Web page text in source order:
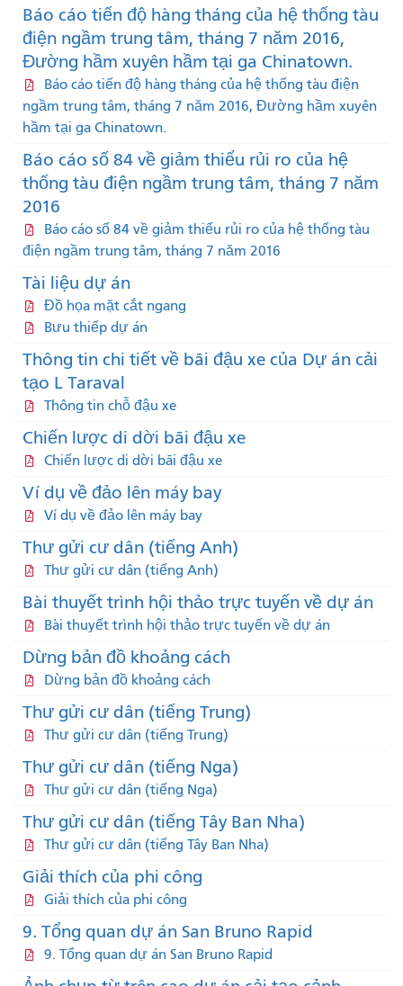
Báo cáo tiến độ hàng tháng của hệ thống tàu
điện ngầm trung tâm, tháng 7 năm 2016,
Đường hầm xuyên hầm tại ga Chinatown.
Báo cáo tiến độ hàng tháng của hệ thống tàu điện
ngầm trung tâm, tháng 7 năm 2016, Đường hầm xuyên
hầm tại ga Chinatown.
Báo cáo số 84 về giảm thiểu rủi ro của hệ
thống tàu điện ngầm trung tâm, tháng 7 năm
2016
Báo cáo số 84 về giảm thiểu rủi ro của hệ thống tàu
điện ngầm trung tâm, tháng 7 năm 2016
Tài liệu dự án
Đồ họa mặt cắt ngang
Bưu thiếp dự án
Thông tin chi tiết về bãi đậu xe của Dự án cải
tạo L Taraval
Thông tin chỗ đậu xe
Chiến lược di dời bãi đậu xe
Chiến lược di dời bãi đậu xe
Ví dụ về đảo lên máy bay
Ví dụ về đảo lên máy bay
Thư gửi cư dân (tiếng Anh)
Thư gửi cư dân (tiếng Anh)
Bài thuyết trình hội thảo trực tuyến về dự án
Bài thuyết trình hội thảo trực tuyến về dự án
Dừng bản đồ khoảng cách
Dừng bản đồ khoảng cách
Thư gửi cư dân (tiếng Trung)
Thư gửi cư dân (tiếng Trung)
Thư gửi cư dân (tiếng Nga)
Thư gửi cư dân (tiếng Nga)
Thư gửi cư dân (tiếng Tây Ban Nha)
Thư gửi cư dân (tiếng Tây Ban Nha)
Giải thích của phi công
Giải thích của phi công
9. Tổng quan dự án San Bruno Rapid
9. Tổng quan dự án San Bruno Rapid